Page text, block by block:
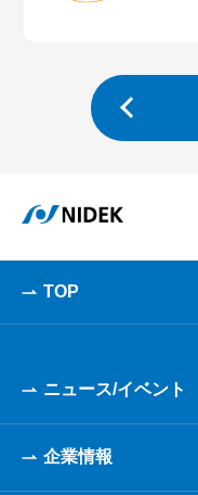
TOP
ニュース/イベント
企業情報